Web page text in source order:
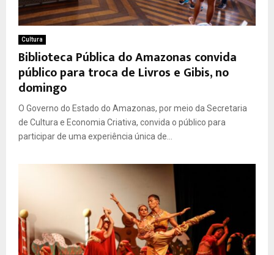
Cultura
Biblioteca Pública do Amazonas convida
público para troca de Livros e Gibis, no
domingo
O Governo do Estado do Amazonas, por meio da Secretaria
de Cultura e Economia Criativa, convida o público para
participar de uma experiência única de...